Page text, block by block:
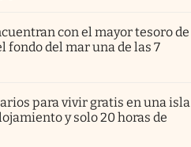
con el mayor tesoro de
del mar una de las 7
para vivir gratis en una isla
y solo 20 horas de